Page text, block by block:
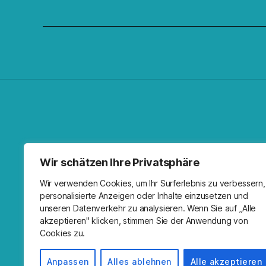
Wir schätzen Ihre Privatsphäre
Wir verwenden Cookies, um Ihr Surferlebnis zu verbessern,
personalisierte Anzeigen oder Inhalte einzusetzen und
unseren Datenverkehr zu analysieren. Wenn Sie auf „Alle
akzeptieren" klicken, stimmen Sie der Anwendung von
Cookies zu.
Anpassen Alles ablehnen Alle akzeptieren